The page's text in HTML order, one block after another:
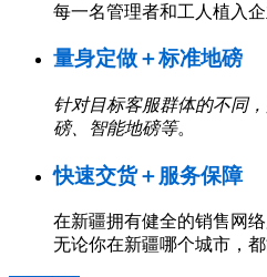
每一名管理者和工人植入
量身定做＋标准地磅
针对目标客服群体的不同
磅、智能地磅等。
快速交货＋服务保障
在新疆拥有健全的销售网
无论你在新疆哪个城市，